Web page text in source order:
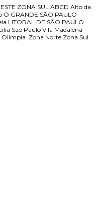
ZONA SUL ABCD Alto da
Ó GRANDE SÃO PAULO
LITORAL DE SÃO PAULO
São Paulo Vila Madalena
Olímpia Zona Norte Zona Sul